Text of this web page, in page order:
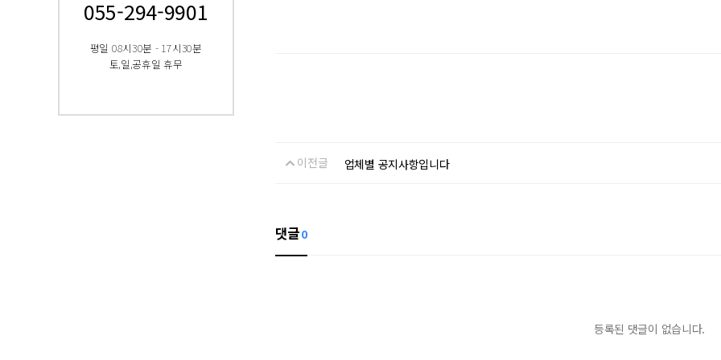
055-294-9901
평일 08시30분 - 17시30분
토,일,공휴일 휴무
이전글 업체별 공지사항입니다
댓글0
등록된 댓글이 없습니다.